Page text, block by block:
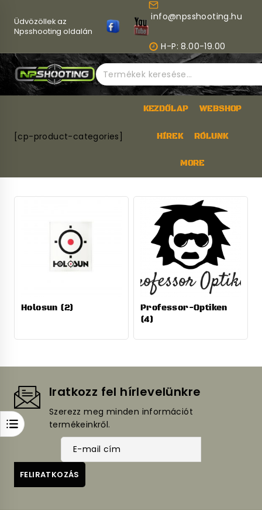
content
Üdvözöllek az
Npsshooting oldalán
info@npsshooting.hu
H-P: 8.00-19.00
Keresés
a
következőre:
[cp-product-categories]
KEZDŐLAP WEBSHOP
HÍREK RÓLUNK
MORE
Holosun (2)
Professor-Optiken
(4)
Iratkozz fel hírlevelünkre
Szerezz meg minden információt
termékeinkről.